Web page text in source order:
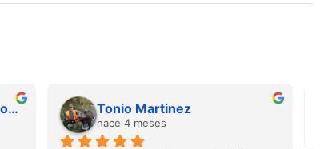
Juan Francisco Navarro Roman Tonio Martinez
hace 4 meses